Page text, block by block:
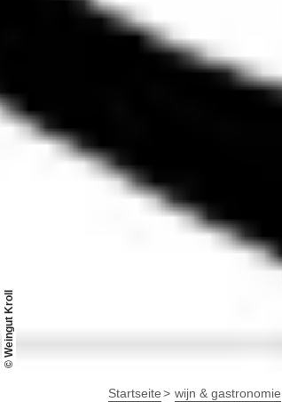
© Weingut Kroll
Startseite wijn & gastronomie